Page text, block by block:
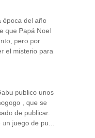
época del año
que Papá Noel
pero por
el misterio para
publico unos
, que se
de publicar.
un juego de pu...